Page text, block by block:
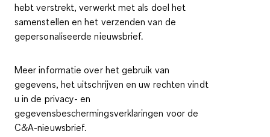
hebt verstrekt, verwerkt met als doel het
samenstellen en het verzenden van de
gepersonaliseerde nieuwsbrief.
Meer informatie over het gebruik van
gegevens, het uitschrijven en uw rechten vindt
u in de privacy- en
gegevensbeschermingsverklaringen voor de
C&A-nieuwsbrief.